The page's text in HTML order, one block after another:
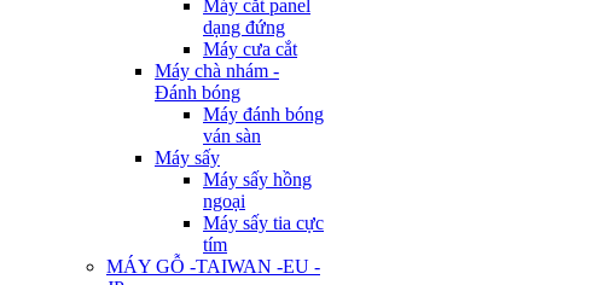
Máy cắt panel
dạng đứng
Máy cưa cắt
Máy chà nhám -
Đánh bóng
Máy đánh bóng
ván sàn
Máy sấy
Máy sấy hồng
ngoại
Máy sấy tia cực
tím
MÁY GỖ -TAIWAN -EU -